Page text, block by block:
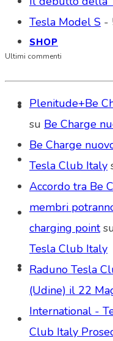
SHOP
Tesla Model S -
Ultimi commenti
Plenitude+Be
su Be Charge
Be Charge
Tesla Club Italy
Accordo tra Be
membri
charging point
Tesla Club Italy
Raduno Tesla
(Udine) il 22
International -
Club Italy